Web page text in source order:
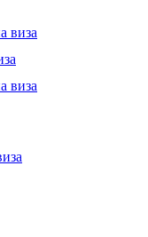
виза
виза